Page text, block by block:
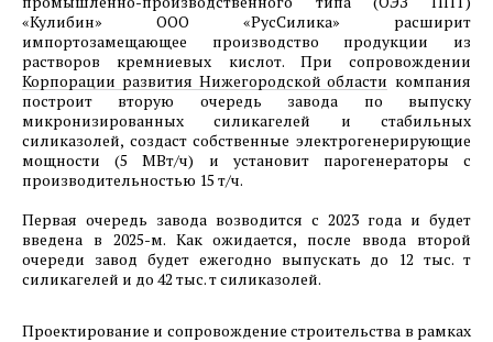
27.07.2024
Фотоотчет о ходе строительства1-й очереди
машиностроительного предприятия ООО
«Хенкон Сибирь» на территории ОЭЗ
Красноярская Технологическая Долина. Июль
2024 г.
26.07.2024
Фотоотчет о ходе строительства предприятия
ООО «РусСилика» на территории ОЭЗ Кулибин
(г.Дзержинск, Нижегородская область.) Июль
«Кулибин» ООО «РусСилика» расширит
импортозамещающее производство продукции из
растворов кремниевых кислот. При сопровождении
Корпорации развития Нижегородской области компания
построит вторую очередь завода по выпуску
микронизированных силикагелей и стабильных
силиказолей, создаст собственные электрогенерирующие
мощности (5 МВт/ч) и установит парогенераторы с
производительностью 15 т/ч.
Первая очередь завода возводится с 2023 года и будет
введена в 2025-м. Как ожидается, после ввода второй
очереди завод будет ежегодно выпускать до 12 тыс. т
силикагелей и до 42 тыс. т силиказолей.
Проектирование и сопровождение строительства в рамках